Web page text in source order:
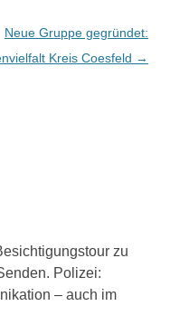
Neue Gruppe gegründet:
Kreis Coesfeld →
zu
Polizei:
– auch im